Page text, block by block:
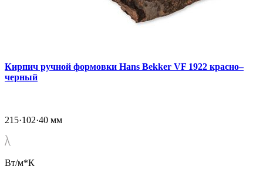
Кирпич ручной формовки Hans Bekker VF 1922 красно–
черный
215·102·40 мм
Вт/м*К